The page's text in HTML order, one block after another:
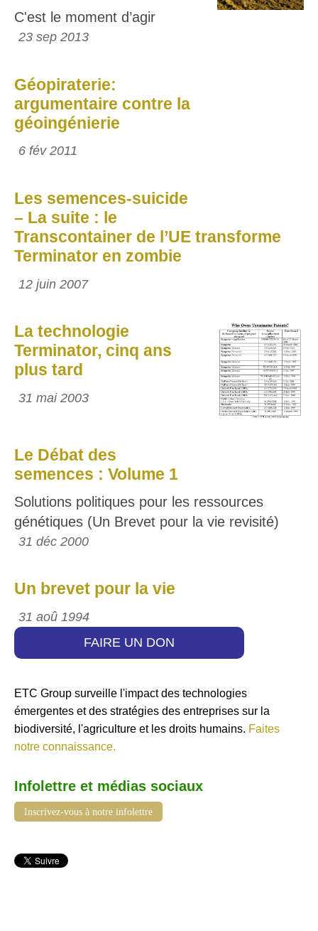
C'est le moment d’agir
23 sep 2013
Géopiraterie:
argumentaire contre la
géoingénierie
6 fév 2011
Les semences-suicide
– La suite : le
Transcontainer de l’UE transforme
Terminator en zombie
12 juin 2007
La technologie
Terminator, cinq ans
plus tard
31 mai 2003
Le Débat des
semences : Volume 1
Solutions politiques pour les ressources
génétiques (Un Brevet pour la vie revisité)
31 déc 2000
Un brevet pour la vie
31 aoû 1994
FAIRE UN DON
ETC Group surveille l'impact des technologies
émergentes et des stratégies des entreprises sur la
biodiversité, l'agriculture et les droits humains. Faites
notre connaissance.
Infolettre et médias sociaux
Inscrivez-vous à notre infolettre